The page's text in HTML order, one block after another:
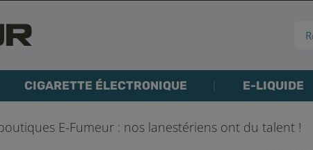
CIGARETTE ÉLECTRONIQUE E-LIQUIDE
E-Fumeur : nos lanestériens ont du talent !